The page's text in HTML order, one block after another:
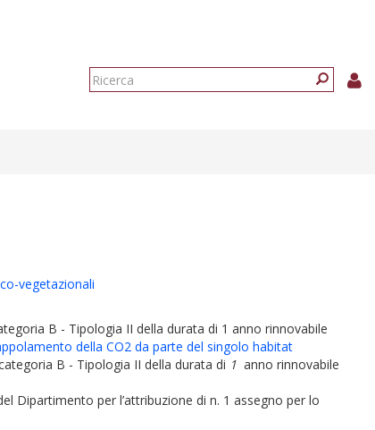
Form
vegetazionali
B - Tipologia II della durata di 1 anno rinnovabile
della CO2 da parte del singolo habitat
B - Tipologia II della durata di 1 anno rinnovabile
Dipartimento per l’attribuzione di n. 1 assegno per lo